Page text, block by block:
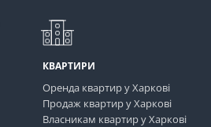
КВАРТИРИ
Оренда квартир у Харкові
Продаж квартир у Харкові
Власникам квартир у Харкові